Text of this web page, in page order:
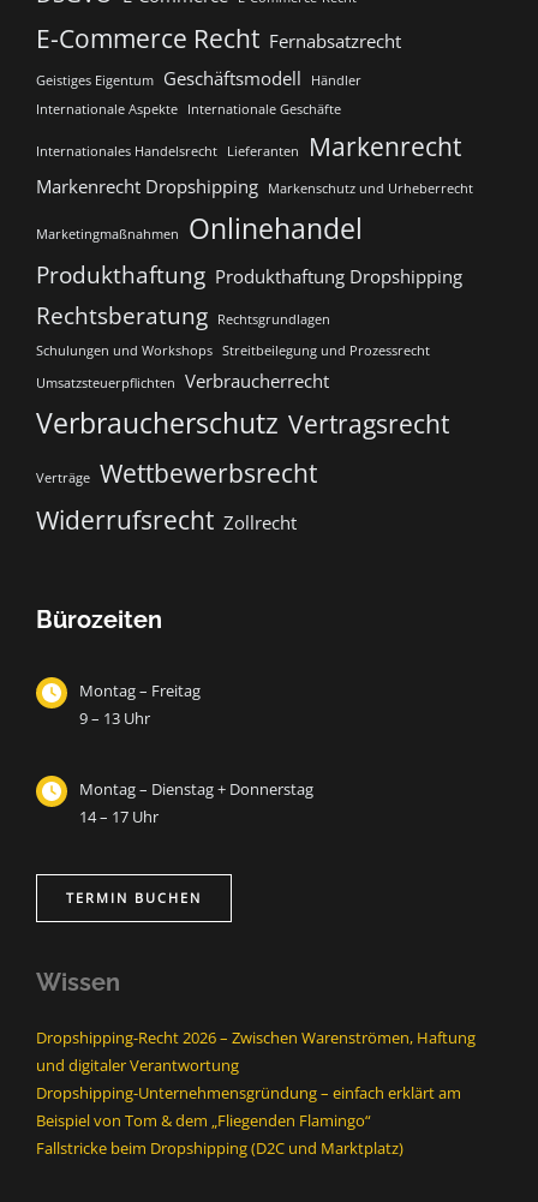
E-Commerce Recht Fernabsatzrecht
Geistiges Eigentum Geschäftsmodell
Händler
Internationale Aspekte
Internationale Geschäfte
Internationales Handelsrecht Lieferanten Markenrecht
Markenrecht Dropshipping Markenschutz und Urheberrecht
Marketingmaßnahmen Onlinehandel
Produkthaftung Produkthaftung Dropshipping
Rechtsberatung
Rechtsgrundlagen
Schulungen und Workshops Streitbeilegung und Prozessrecht​
Umsatzsteuerpflichten
Verbraucherrecht
Verbraucherschutz Vertragsrecht
Verträge Wettbewerbsrecht
Widerrufsrecht Zollrecht
Bürozeiten
Montag – Freitag
9 – 13 Uhr
Montag – Dienstag + Donnerstag
14 – 17 Uhr
TERMIN BUCHEN
Wissen
Dropshipping-Recht 2026 – Zwischen Warenströmen, Haftung
und digitaler Verantwortung
Dropshipping-Unternehmensgründung – einfach erklärt am
Beispiel von Tom & dem „Fliegenden Flamingo“
Fallstricke beim Dropshipping (D2C und Marktplatz)